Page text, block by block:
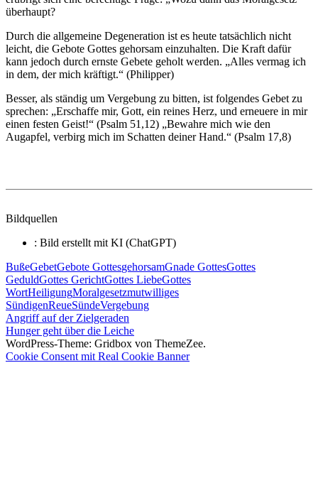
überhaupt?
Durch die allgemeine Degeneration ist es heute tatsächlich nicht
leicht, die Gebote Gottes gehorsam einzuhalten. Die Kraft dafür
kann jedoch durch ernste Gebete geholt werden. „Alles vermag ich
in dem, der mich kräftigt.“ (Philipper)
Besser, als ständig um Vergebung zu bitten, ist folgendes Gebet zu
sprechen: „Erschaffe mir, Gott, ein reines Herz, und erneuere in mir
einen festen Geist!“ (Psalm 51,12) „Bewahre mich wie den
Augapfel, verbirg mich im Schatten deiner Hand.“ (Psalm 17,8)
Bildquellen
: Bild erstellt mit KI (ChatGPT)
BußeGebetGebote GottesgehorsamGnade GottesGottes
GeduldGottes GerichtGottes LiebeGottes
WortHeiligungMoralgesetzmutwilliges
SündigenReueSündeVergebung
Beitragsnavigation
Vorheriger
Beitrag:
Angriff auf der Zielgeraden
Nächster
Beitrag:
Hunger geht über die Leiche
WordPress-Theme: Gridbox von ThemeZee.
Cookie Consent mit Real Cookie Banner